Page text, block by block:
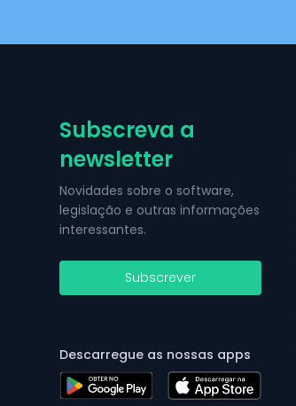
Subscreva a
newsletter
Novidades sobre o software,
legislação e outras informações
interessantes.
Subscrever
Descarregue as nossas apps